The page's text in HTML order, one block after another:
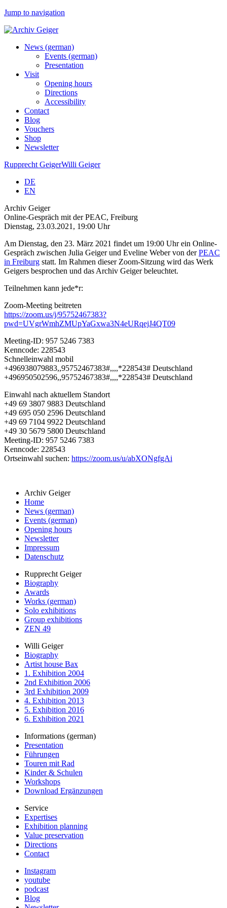
Jump to navigation
News (german)
Events (german)
Presentation
Visit
Opening hours
Directions
Accessibility
Contact
Blog
Vouchers
Shop
Newsletter
Rupprecht GeigerWilli Geiger
DE
EN
Archiv Geiger
Online-Gespräch mit der PEAC, Freiburg
Dienstag, 23.03.2021, 19:00 Uhr
Am Dienstag, den 23. März 2021 findet um 19:00 Uhr ein Online-
Gespräch zwischen Julia Geiger und Eveline Weber von derPEAC
in Freiburg statt. Im Rahmen dieser Zoom-Sitzung wird das Werk
Geigers besprochen und das Archiv Geiger beleuchtet.
Teilnehmen kann jede*r:
Zoom-Meeting beitreten
https://zoom.us/j/95752467383?
pwd=UVgrWmhZMUpYaGxwa3N4eURqejJ4QT09
Meeting-ID: 957 5246 7383
Kenncode: 228543
Schnelleinwahl mobil
+496938079883,,95752467383#,,,,*228543# Deutschland
+496950502596,,95752467383#,,,,*228543# Deutschland
Einwahl nach aktuellem Standort
+49 69 3807 9883 Deutschland
+49 695 050 2596 Deutschland
+49 69 7104 9922 Deutschland
+49 30 5679 5800 Deutschland
Meeting-ID: 957 5246 7383
Kenncode: 228543
Ortseinwahl suchen: https://zoom.us/u/abXONgfgAi
Archiv Geiger
Home
News (german)
Events (german)
Opening hours
Newsletter
Impressum
Datenschutz
Rupprecht Geiger
Biography
Awards
Works (german)
Solo exhibitions
Group exhibitions
ZEN 49
Willi Geiger
Biography
Artist house Bax
1. Exhibition 2004
2nd Exhibition 2006
3rd Exhibition 2009
4. Exhibition 2013
5. Exhibition 2016
6. Exhibition 2021
Informations (german)
Presentation
Führungen
Touren mit Rad
Kinder & Schulen
Workshops
Download Ergänzungen
Service
Expertises
Exhibition planning
Value preservation
Directions
Contact
Instagram
youtube
podcast
Blog